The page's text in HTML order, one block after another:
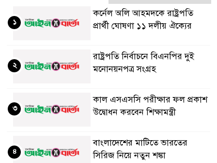
কর্নেল অলি আহমদকে রাষ্ট্রপতি
প্রার্থী ঘোষণা ১১ দলীয় ঐক্যের
১
রাষ্ট্রপতি নির্বাচনে বিএনপির দুই
মনোনয়নপত্র সংগ্রহ
২
কাল এসএসসি পরীক্ষার ফল প্রকাশ
উদ্বোধন করবেন শিক্ষামন্ত্রী
৩
বাংলাদেশের মাটিতে ভারতের
সিরিজ নিয়ে নতুন শঙ্কা
৪